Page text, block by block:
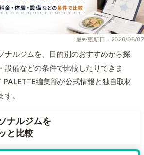
最終更新日：2026/08/07
ナルジムを、目的別のおすすめから探
設備などの条件で比較したりできま
PALETTE編集部が公式情報と独自取材
。
ナルジムを
と比較